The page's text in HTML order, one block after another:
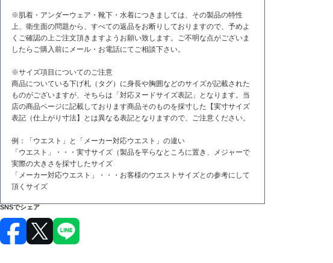
※肌着・アンダーウェア・靴下・水着につきましては、その製品の特性
上、衛生面の問題から、すべての返品をお断りしておりますので、予めよ
くご確認の上ご注文頂きますようお願い致します。ご不明な点がございま
したらご購入前にメール・お電話にてご相談下さい。
※サイズ項目についてのご注意
商品についている下げ札（タグ）に身長や胸囲などのサイズが記載された
ものがございますが、そちらは「対応ヌードサイズ表記」となります。当
店の商品ページに記載しております商品そのものを採寸した【実寸サイズ
表記（仕上がり寸法】とは異なる表記となりますので、ご注意ください。
例：「ウエスト」と「メーカー対応ウエスト」の違い
「ウエスト」・・・実寸サイズ（製品を平らなところに置き、メジャーで
実際の大きさを採寸したサイズ
「メーカー対応ウエスト」・・・お客様のウエストサイズとの参考にして
頂くサイズ
SNSでシェア